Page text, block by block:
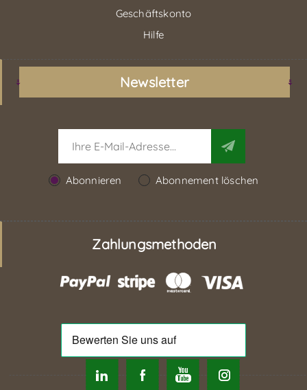
Geschäftskonto
Hilfe
Newsletter
Abonnieren Abonnement löschen
Zahlungsmethoden